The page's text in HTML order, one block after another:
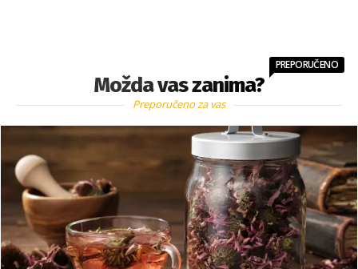
Možda vas zanima?
PREPORUČENO
Preporučeno za vas